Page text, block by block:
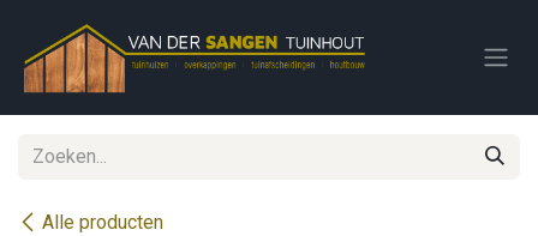
Alle producten